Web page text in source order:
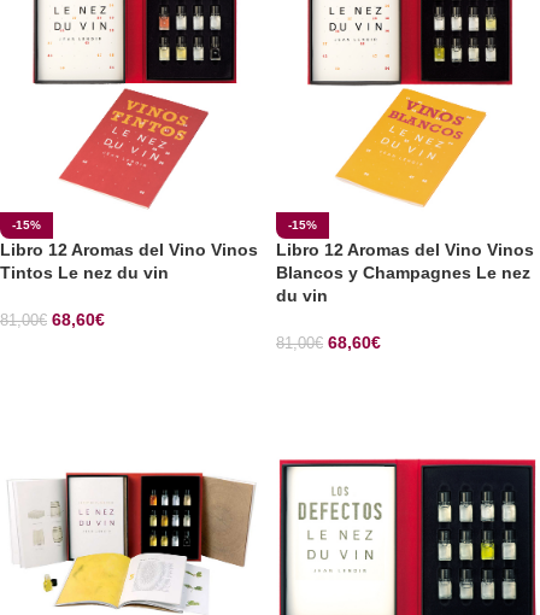
-15%
Libro 12 Aromas del Vino Vinos
Tintos Le nez du vin
81,00€ 68,60€
-15%
Libro 12 Aromas del Vino Vinos
Blancos y Champagnes Le nez
du vin
81,00€ 68,60€